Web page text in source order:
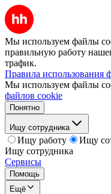
Мы используем файлы
правильную работу
трафик.
Правила использования
Мы используем файлы
файлов cookie
Понятно
Ищу сотрудника
Ищу работу
Ищу
Ищу сотрудника
Сервисы
Помощь
Ещё